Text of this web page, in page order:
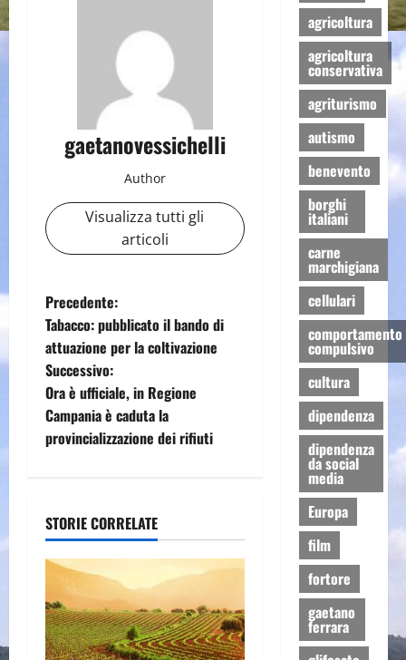
gaetanovessichelli
Author
Visualizza tutti gli
articoli
N
a
v
i
g
z
i
o
n
Precedente:
Tabacco: pubblicato il bando di
attuazione per la coltivazione
Successivo:
Ora è ufficiale, in Regione
Campania è caduta la
provincializzazione dei rifiuti
STORIE CORRELATE
agricoltura
agricoltura
conservativa
agriturismo
autismo
benevento
borghi
italiani
carne
marchigiana
cellulari
comportamento
compulsivo
cultura
dipendenza
dipendenza
da social
media
Europa
film
fortore
gaetano
ferrara